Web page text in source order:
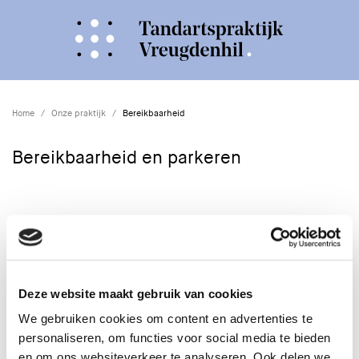
Deze website maakt gebruik van cookies
We gebruiken cookies om content en advertenties te
personaliseren, om functies voor social media te bieden
Home Onze praktijk Bereikbaarheid
Bereikbaarheid en parkeren
Bereikbaarheid
Wij zijn vanuit alle hoeken van Dordrecht (en omgeving) goed
directe omgeving zijn zullen deze hier op de site aangegeven
worden. Kijk voor uw afspraak dus altijd even of er
bereikbaarheidproblemen zijn.